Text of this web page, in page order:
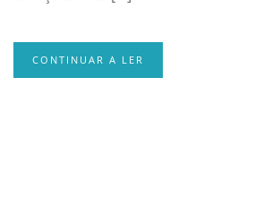
CONTINUAR A LER